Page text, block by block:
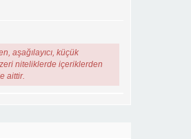
aşağılayıcı, küçük
niteliklerde içeriklerden
aittir.